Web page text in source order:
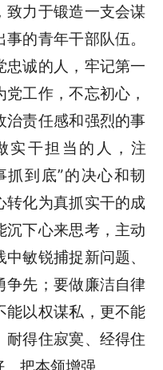
致力于锻造一支会谋
的青年干部队伍。
忠诚的人，牢记第一
工作，不忘初心，
治责任感和强烈的事
实干担当的人，注
抓到底”的决心和韧
转化为真抓实干的成
沉下心来思考，主动
敏锐捕捉新问题、
争先；要做廉洁自律
能以权谋私，更不能
耐得住寂寞、经得住